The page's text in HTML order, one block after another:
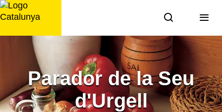
Saltar
al
Parador de la Seu
d'Urgell